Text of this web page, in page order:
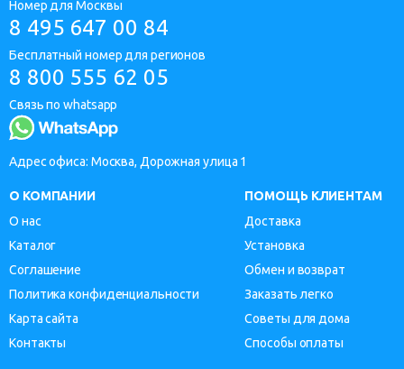
Номер для Москвы
8 495 647 00 84
Бесплатный номер для регионов
8 800 555 62 05
Связь по whatsapp
Адрес офиса: Москва, Дорожная улица 1
О КОМПАНИИ
О нас
Каталог
Соглашение
Политика конфиденциальности
Карта сайта
Контакты
ПОМОЩЬ КЛИЕНТАМ
Доставка
Установка
Обмен и возврат
Заказать легко
Советы для дома
Способы оплаты